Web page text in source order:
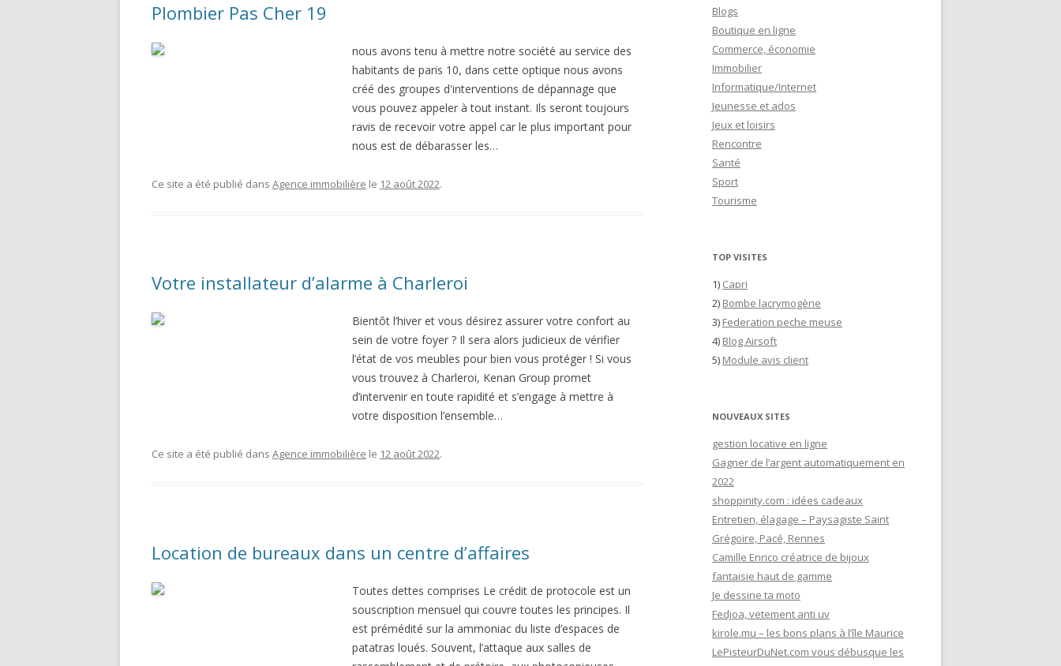
Plombier Pas Cher 19
nous avons tenu à mettre notre société au service des
habitants de paris 10, dans cette optique nous avons
créé des groupes d'interventions de dépannage que
vous pouvez appeler à tout instant. Ils seront toujours
ravis de recevoir votre appel car le plus important pour
nous est de débarasser les…
Ce site a été publié dans Agence immobilière le 12 août 2022.
Votre installateur d’alarme à Charleroi
Bientôt l’hiver et vous désirez assurer votre confort au
sein de votre foyer ? Il sera alors judicieux de vérifier
l’état de vos meubles pour bien vous protéger ! Si vous
vous trouvez à Charleroi, Kenan Group promet
d’intervenir en toute rapidité et s’engage à mettre à
votre disposition l’ensemble…
Ce site a été publié dans Agence immobilière le 12 août 2022.
Location de bureaux dans un centre d’affaires
Toutes dettes comprises Le crédit de protocole est un
souscription mensuel qui couvre toutes les principes. Il
est prémédité sur la ammoniac du liste d’espaces de
patatras loués. Souvent, l’attaque aux salles de
Blogs
Boutique en ligne
Commerce, économie
Immobilier
Informatique/Internet
Jeunesse et ados
Jeux et loisirs
Rencontre
Santé
Sport
Tourisme
TOP VISITES
1) Capri
2) Bombe lacrymogène
3) Federation peche meuse
4) Blog Airsoft
5) Module avis client
NOUVEAUX SITES
gestion locative en ligne
Gagner de l’argent automatiquement en
2022
shoppinity.com : idées cadeaux
Entretien, élagage – Paysagiste Saint
Grégoire, Pacé, Rennes
Camille Enrico créatrice de bijoux
fantaisie haut de gamme
Je dessine ta moto
Fedjoa, vetement anti uv
kirole.mu – les bons plans à l’île Maurice
LePisteurDuNet.com vous débusque les